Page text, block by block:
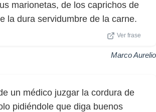
marionetas, de los caprichos de
la dura servidumbre de la carne.
Ver frase
Marco Aurelio
un médico juzgar la cordura de
pidiéndole que diga buenos